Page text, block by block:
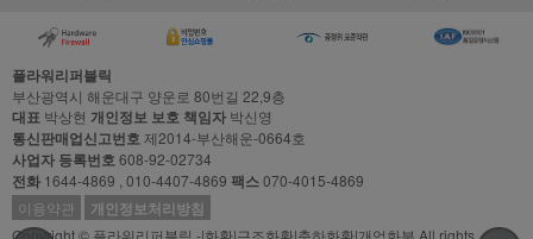
플라워리퍼블릭
부산광역시 해운대구 양운로 80번길 22,9층
대표 박상현 개인정보 보호 책임자 박신영
통신판매업신고번호 제2014-부산해운-0664호
사업자 등록번호 608-92-02734
전화 1644-4869 , 010-4407-4869 팩스070-4015-4869
이용약관
개인정보처리방침
Copyright © 플라워리퍼블릭 -|화환|근조화환|축하화환|개업화분 All rights